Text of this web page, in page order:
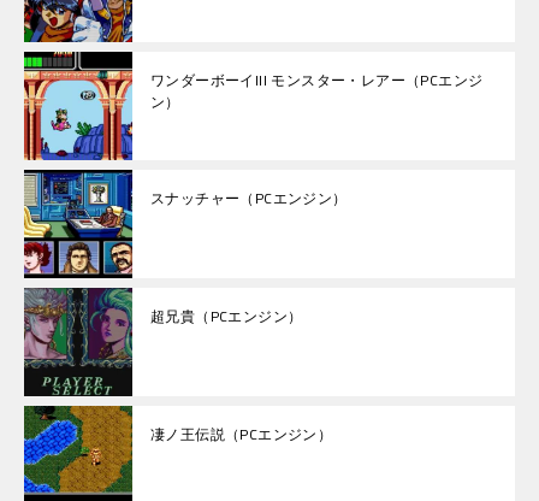
ワンダーボーイIII モンスター・レアー（PCエンジ
ン）
スナッチャー（PCエンジン）
超兄貴（PCエンジン）
凄ノ王伝説（PCエンジン）